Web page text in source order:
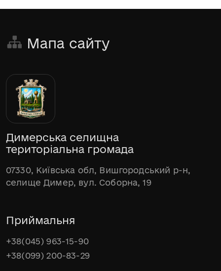
Мапа сайту
Димерська селищна
територіальна громада
07330, Київська обл, Вишгородський р-н,
селище Димер, вул. Соборна, 19
Приймальня
+38(045) 963-15-90
+38(099) 200-83-29